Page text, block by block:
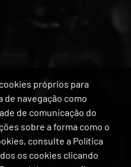
próprios para
de navegação como
de comunicação do
sobre a forma como o
consulte a Política
os cookies clicando